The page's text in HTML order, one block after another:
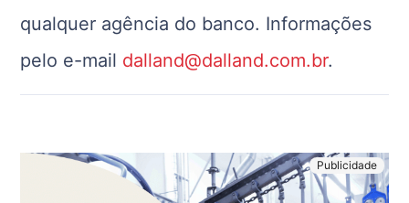
qualquer agência do banco. Informações
pelo e-mail dalland@dalland.com.br.